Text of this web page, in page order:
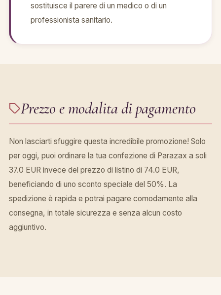
sostituisce il parere di un medico o di un
professionista sanitario.
Prezzo e modalita di pagamento
Non lasciarti sfuggire questa incredibile promozione! Solo
per oggi, puoi ordinare la tua confezione di Parazax a soli
37.0 EUR invece del prezzo di listino di 74.0 EUR,
beneficiando di uno sconto speciale del 50%. La
spedizione è rapida e potrai pagare comodamente alla
consegna, in totale sicurezza e senza alcun costo
aggiuntivo.